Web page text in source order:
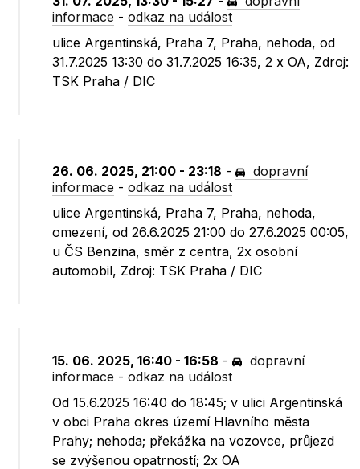
informace -odkaz na událost
ulice Argentinská, Praha 7, Praha, nehoda, od
31.7.2025 13:30 do 31.7.2025 16:35, 2 x OA, Zdroj:
TSK Praha / DIC
26. 06. 2025, 21:00 - 23:18 -
dopravní
informace -odkaz na událost
ulice Argentinská, Praha 7, Praha, nehoda,
omezení, od 26.6.2025 21:00 do 27.6.2025 00:05,
u ČS Benzina, směr z centra, 2x osobní
automobil, Zdroj: TSK Praha / DIC
15. 06. 2025, 16:40 - 16:58 -
dopravní
informace -odkaz na událost
Od 15.6.2025 16:40 do 18:45; v ulici Argentinská
v obci Praha okres území Hlavního města
Prahy; nehoda; překážka na vozovce, průjezd
se zvýšenou opatrností; 2x OA